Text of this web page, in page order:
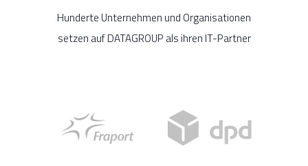
Hunderte Unternehmen und Organisationen
setzen auf DATAGROUP als ihren IT-Partner